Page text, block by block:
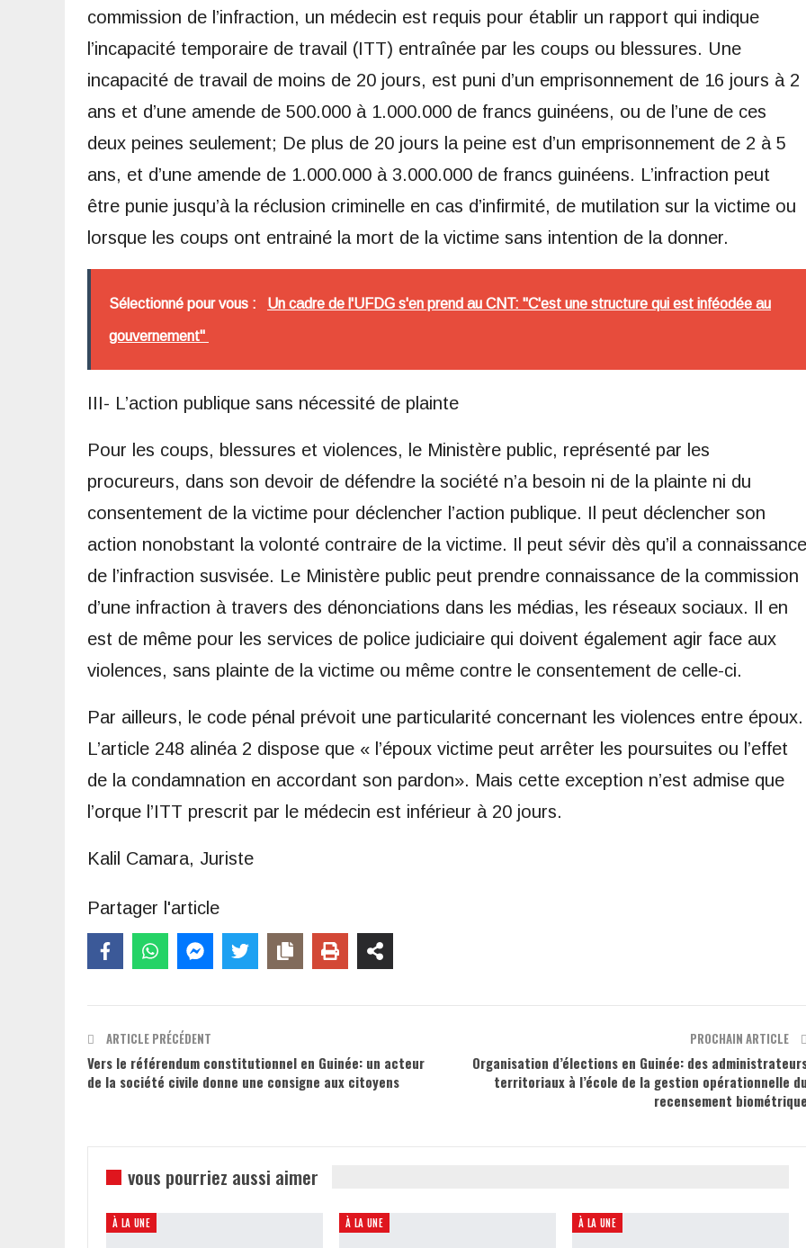
commission de l’infraction, un médecin est requis pour établir un rapport qui indique
l’incapacité temporaire de travail (ITT) entraînée par les coups ou blessures. Une
incapacité de travail de moins de 20 jours, est puni d’un emprisonnement de 16 jours à 2
ans et d’une amende de 500.000 à 1.000.000 de francs guinéens, ou de l’une de ces
deux peines seulement; De plus de 20 jours la peine est d’un emprisonnement de 2 à 5
ans, et d’une amende de 1.000.000 à 3.000.000 de francs guinéens. L’infraction peut
être punie jusqu’à la réclusion criminelle en cas d’infirmité, de mutilation sur la victime ou
lorsque les coups ont entrainé la mort de la victime sans intention de la donner.
Sélectionné pour vous : Un cadre de l'UFDG s'en prend au CNT: "C'est une structure qui est inféodée au
gouvernement"
III- L’action publique sans nécessité de plainte
Pour les coups, blessures et violences, le Ministère public, représenté par les
procureurs, dans son devoir de défendre la société n’a besoin ni de la plainte ni du
consentement de la victime pour déclencher l’action publique. Il peut déclencher son
action nonobstant la volonté contraire de la victime. Il peut sévir dès qu’il a connaissance
de l’infraction susvisée. Le Ministère public peut prendre connaissance de la commission
d’une infraction à travers des dénonciations dans les médias, les réseaux sociaux. Il en
est de même pour les services de police judiciaire qui doivent également agir face aux
violences, sans plainte de la victime ou même contre le consentement de celle-ci.
Par ailleurs, le code pénal prévoit une particularité concernant les violences entre époux.
L’article 248 alinéa 2 dispose que « l’époux victime peut arrêter les poursuites ou l’effet
de la condamnation en accordant son pardon». Mais cette exception n’est admise que
l’orque l’ITT prescrit par le médecin est inférieur à 20 jours.
Kalil Camara, Juriste
Partager l'article
ARTICLE PRÉCÉDENT
Vers le référendum constitutionnel en Guinée: un acteur
de la société civile donne une consigne aux citoyens
PROCHAIN ARTICLE
Organisation d’élections en Guinée: des
territoriaux à l’école de la gestion opérationnelle
recensement
vous pourriez aussi aimer
À LA UNE À LA UNE À LA UNE